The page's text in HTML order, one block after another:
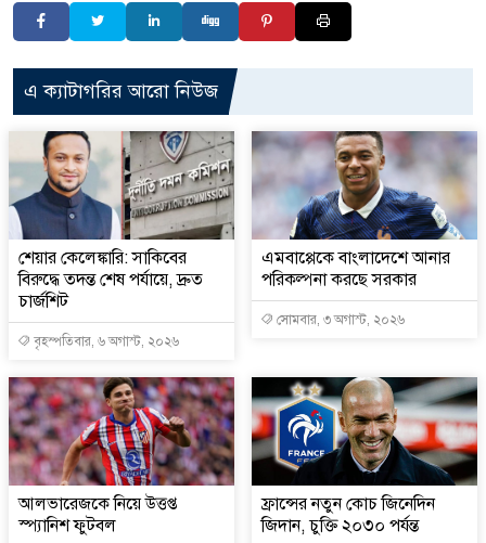
এ ক্যাটাগরির আরো নিউজ
শেয়ার কেলেঙ্কারি: সাকিবের
বিরুদ্ধে তদন্ত শেষ পর্যায়ে, দ্রুত
চার্জশিট
বৃহস্পতিবার, ৬ অগাস্ট, ২০২৬
এমবাপ্পেকে বাংলাদেশে আনার
পরিকল্পনা করছে সরকার
সোমবার, ৩ অগাস্ট, ২০২৬
আলভারেজকে নিয়ে উত্তপ্ত
স্প্যানিশ ফুটবল
ফ্রান্সের নতুন কোচ জিনেদিন
জিদান, চুক্তি ২০৩০ পর্যন্ত